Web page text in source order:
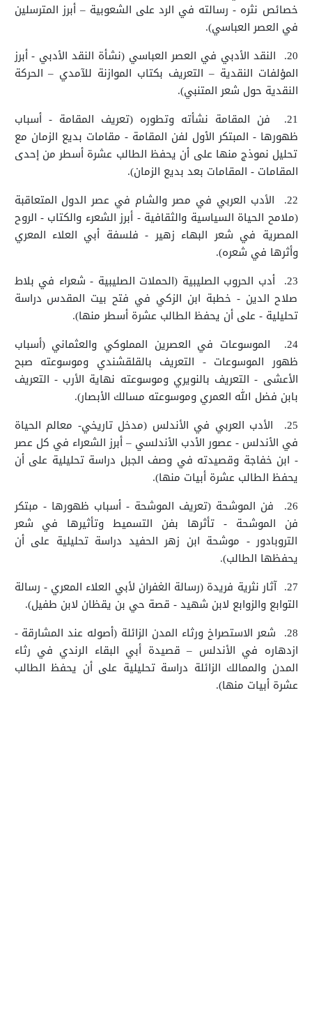
خصائص نثره - رسالته في الرد على الشعوبية – أبرز المترسلين
في العصر العباسي).
20.
النقد الأدبي في العصر العباسي (نشأة النقد الأدبي - أبرز
المؤلفات النقدية – التعريف بكتاب الموازنة للآمدي – الحركة
النقدية حول شعر المتنبي).
21.
فن المقامة نشأته وتطوره (تعريف المقامة - أسباب
ظهورها - المبتكر الأول لفن المقامة - مقامات بديع الزمان مع
تحليل نموذج منها على أن يحفظ الطالب عشرة أسطر من إحدى
المقامات - المقامات بعد بديع الزمان).
22.
الأدب العربي في مصر والشام في عصر الدول المتعاقبة
(ملامح الحياة السياسية والثقافية - أبرز الشعرء والكتاب - الروح
المصرية في شعر البهاء زهير - فلسفة أبي العلاء المعري
وأثرها في شعره).
23.
أدب الحروب الصليبية (الحملات الصليبية - شعراء في بلاط
صلاح الدين - خطبة ابن الزكي في فتح بيت المقدس دراسة
تحليلية - على أن يحفظ الطالب عشرة أسطر منها).
24.
الموسوعات في العصرين المملوكي والعثماني (أسباب
ظهور الموسوعات - التعريف بالقلقشندي وموسوعته صبح
الأعشى - التعريف بالنويري وموسوعته نهاية الأرب - التعريف
بابن فضل الله العمري وموسوعته مسالك الأبصار).
25.
الأدب العربي في الأندلس (مدخل تاريخي- معالم الحياة
في الأندلس - عصور الأدب الأندلسي – أبرز الشعراء في كل عصر
- ابن خفاجة وقصيدته في وصف الجبل دراسة تحليلية على أن
يحفظ الطالب عشرة أبيات منها).
26.
فن الموشحة (تعريف الموشحة - أسباب ظهورها - مبتكر
فن الموشحة - تأثرها بفن التسميط وتأثيرها في شعر
التروبادور - موشحة ابن زهر الحفيد دراسة تحليلية على أن
يحفظها الطالب).
27. آثار نثرية فريدة (رسالة الغفران لأبي العلاء المعري - رسالة
التوابع والزوابع لابن شهيد - قصة حي بن يقظان لابن طفيل).
28.
شعر الاستصراخ ورثاء المدن الزائلة (أصوله عند المشارقة -
ازدهاره في الأندلس – قصيدة أبي البقاء الرندي في رثاء
المدن والممالك الزائلة دراسة تحليلية على أن يحفظ الطالب
عشرة أبيات منها).